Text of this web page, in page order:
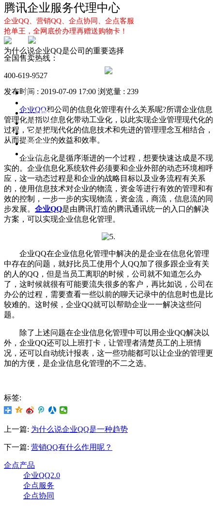
腾讯企业服务代理中心
企业QQ、营销QQ、企点协同、企点客服
抢单王，全网底价办理再赠送购物卡！
全国售卖热线：
400-619-9527
首页
企点服务
企业QQ2.0
企点协同
新闻动态
解决方案
为什么说企业QQ是公司的重要选择
发布时间 : 2019-07-09 17:00 浏览量 : 239
企业QQ和公司的信息化管理有什么关系呢?所谓企业信息
管理化是指以信息化带动工业化，以此实现企业管理现代化的
过程，它是把现代化的信息技术和先进的管理理念互相结合，
从而提高企业的效益和效率。
企业信息化是循序渐进的一个过程，想要快速达成是不现
实的。企业信息化系统软件必须要和企业外部的动态环境相呼
应，这一动态过程是和企业的战略目标以及业务流程有关系
的，使用信息技术对企业的物流，资金等进行有效的管理和有
效的控制，一步一步的实现物流，资金流，商流，信息流的同
步发展。 企业QQ是由腾讯打造的腾讯通讯统一的入口的解决
方案，可以实现企业信息化管理。
企业QQ在企业信息化管理中解决的是企业在信息化管理
中存在的问题，就好比员工使用个人QQ加了很多跟企业有关
的人的QQ，但是当员工离职的时候，公司就不知道怎么办
了，这时候就很有可能要流失很多的客户，再比如说，公司在
办公的过程，需要查看一些以前的聊天记录中的信息时也是比
较难的。这时候，企业QQ就可以帮助企业一一解决这些问
题。
除了上述问题在企业信息化管理中可以用企业QQ解决以
外，企业QQ还可以上班打卡，让管理者清楚员工的上班情
况，还可以自动统计报表，这一些功能都可以让企业的管理更
加的方便，是企业信息化管理的不二之选。
标签:
上一篇: 为什么说企业QQ是一种趋势
下一篇: 营销QQ有什么作用呢？
企点产品
企业QQ2.0
企点服务
企点协同